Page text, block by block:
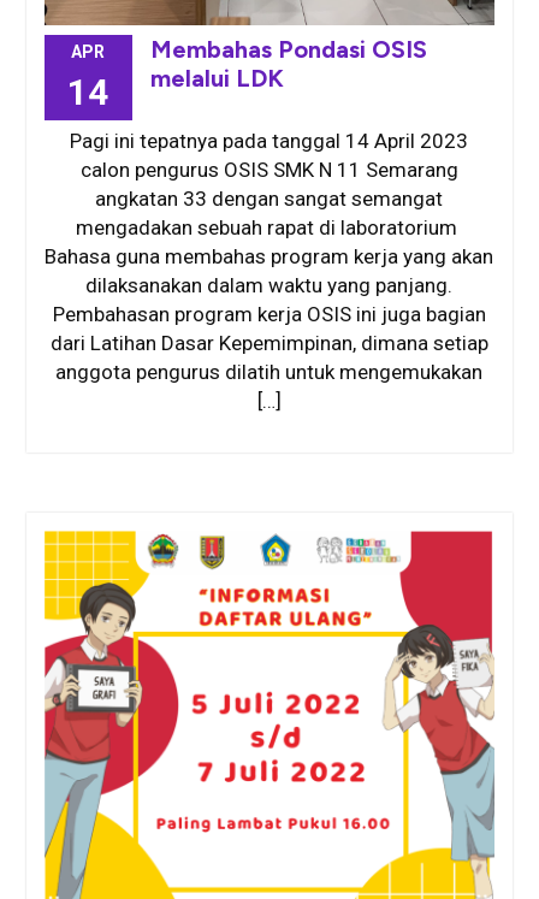
APR
14
Membahas Pondasi OSIS
melalui LDK
Pagi ini tepatnya pada tanggal 14 April 2023
calon pengurus OSIS SMK N 11 Semarang
angkatan 33 dengan sangat semangat
mengadakan sebuah rapat di laboratorium
Bahasa guna membahas program kerja yang akan
dilaksanakan dalam waktu yang panjang.
Pembahasan program kerja OSIS ini juga bagian
dari Latihan Dasar Kepemimpinan, dimana setiap
anggota pengurus dilatih untuk mengemukakan
[…]